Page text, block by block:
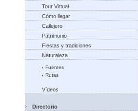
Tour Virtual
Cómo llegar
Callejero
Patrimonio
Fiestas y tradiciones
Naturaleza
Fuentes
Rutas
Vídeos
Directorio